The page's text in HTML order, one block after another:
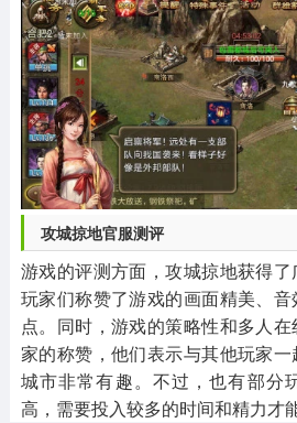
攻城掠地官服测评
游戏的评测方面，攻城掠地获得了
玩家们称赞了游戏的画面精美、
点。同时，游戏的策略性和多人
家的称赞，他们表示与其他玩家
城市非常有趣。不过，也有部分
高，需要投入较多的时间和精力才